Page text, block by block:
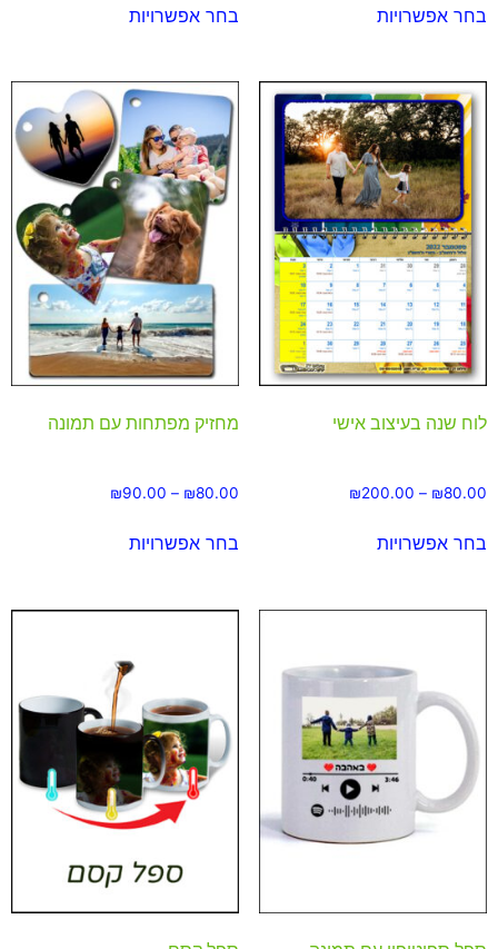
בחר אפשרויות בחר אפשרויות
לוח שנה בעיצוב אישי
₪80.00
–
₪200.00
בחר אפשרויות
מחזיק מפתחות עם תמונה
₪80.00
–
₪90.00
בחר אפשרויות